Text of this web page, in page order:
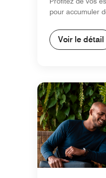
pour accumuler
Voir le détail